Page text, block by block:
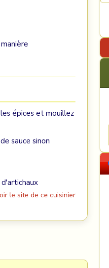
épices et mouillez
sauce sinon
le site de ce cuisinier